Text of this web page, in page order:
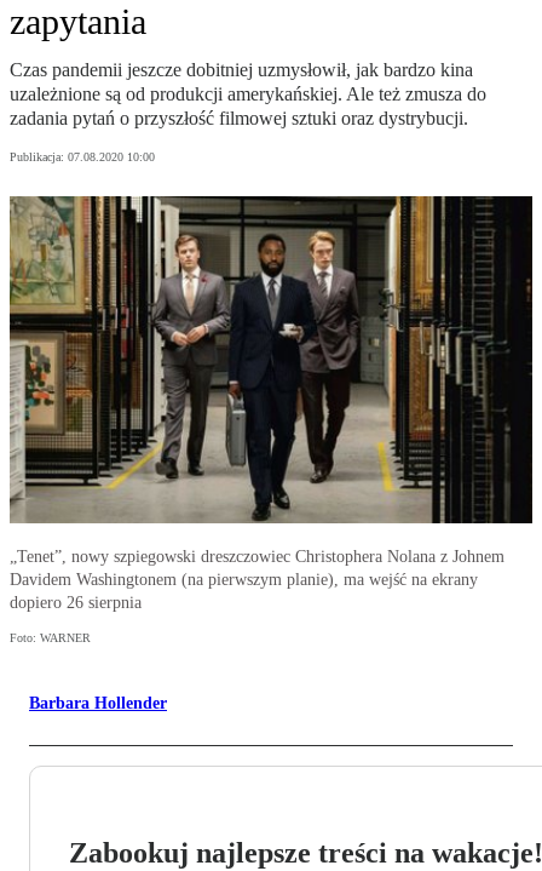
zapytania
Czas pandemii jeszcze dobitniej uzmysłowił, jak bardzo kina
uzależnione są od produkcji amerykańskiej. Ale też zmusza do
zadania pytań o przyszłość filmowej sztuki oraz dystrybucji.
Publikacja: 07.08.2020 10:00
„Tenet”, nowy szpiegowski dreszczowiec Christophera Nolana z Johnem
Davidem Washingtonem (na pierwszym planie), ma wejść na ekrany
dopiero 26 sierpnia
Foto: WARNER
Barbara Hollender
Zabookuj najlepsze treści na wakacje!